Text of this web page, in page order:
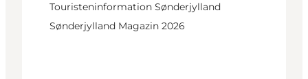
Touristeninformation Sønderjylland
Sønderjylland Magazin 2026